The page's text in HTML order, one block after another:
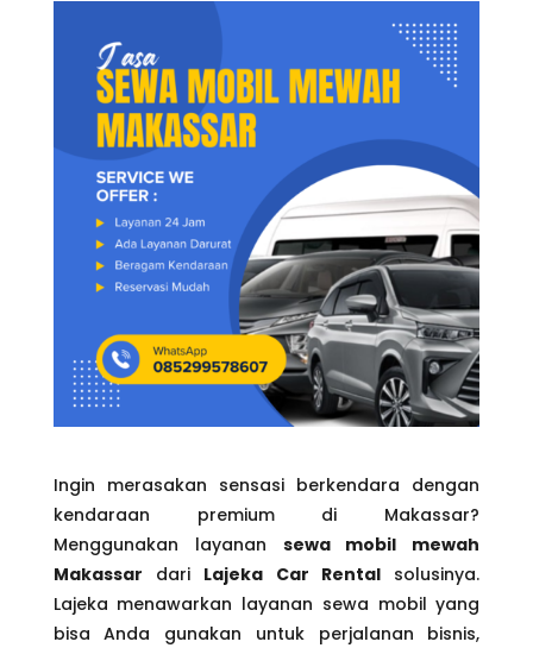
Ingin merasakan sensasi berkendara dengan
kendaraan premium di Makassar?
Menggunakan layanan sewa mobil mewah
Makassar dari Lajeka Car Rentalsolusinya.
Lajeka menawarkan layanan sewa mobil yang
bisa Anda gunakan untuk perjalanan bisnis,